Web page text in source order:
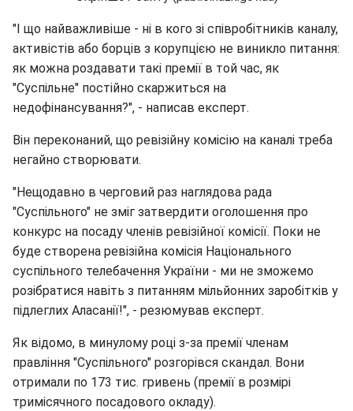
"І що найважливіше - ні в кого зі співробітників каналу,
активістів або борців з корупцією не виникло питання:
як можна роздавати такі премії в той час, як
"Суспільне" постійно скаржиться на
недофінансування?", - написав експерт.
Він переконаний, що ревізійну комісію на каналі треба
негайно створювати.
"Нещодавно в черговий раз наглядова рада
"Суспільного" не зміг затвердити оголошення про
конкурс на посаду членів ревізійної комісії. Поки не
буде створена ревізійна комісія Національного
суспільного телебачення України - ми не зможемо
розібратися навіть з питанням мільйонних заробітків у
підлеглих Аласанії!", - резюмував експерт.
Як відомо, в минулому році з-за премії членам
правління "Суспільного" розгорівся скандал. Вони
отримали по 173 тис. гривень (премії в розмірі
тримісячного посадового окладу).